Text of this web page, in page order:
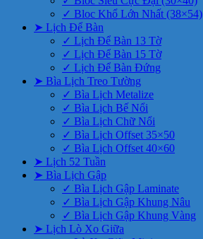
✓ Bloc Khổ Lớn Nhất (38×54)
➤ Lịch Để Bàn
✓ Lịch Để Bàn 13 Tờ
✓ Lịch Để Bàn 15 Tờ
✓ Lịch Để Bàn Đứng
➤ Bìa Lịch Treo Tường
✓ Bìa Lịch Metalize
✓ Bìa Lịch Bế Nổi
✓ Bìa Lịch Chữ Nổi
✓ Bìa Lịch Offset 35×50
✓ Bìa Lịch Offset 40×60
➤ Lịch 52 Tuần
➤ Bìa Lịch Gập
✓ Bìa Lịch Gập Laminate
✓ Bìa Lịch Gập Khung Nâu
✓ Bìa Lịch Gập Khung Vàng
➤ Lịch Lò Xo Giữa